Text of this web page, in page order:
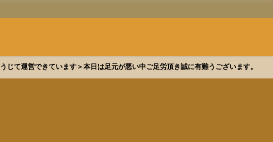
て運営できています＞本日は足元が悪い中ご足労頂き誠に有難うございます。